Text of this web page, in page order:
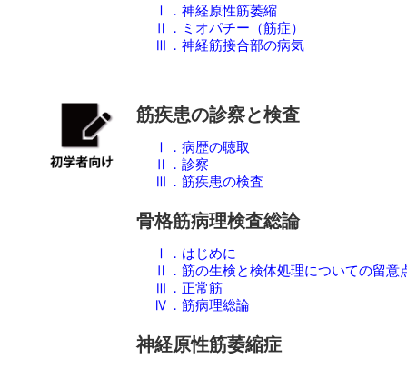
Ⅰ．神経原性筋萎縮
Ⅱ．ミオパチー（筋症）
Ⅲ．神経筋接合部の病気
筋疾患の診察と検査
Ⅰ．病歴の聴取
Ⅱ．診察
Ⅲ．筋疾患の検査
骨格筋病理検査総論
Ⅰ．はじめに
Ⅱ．筋の生検と検体処理についての留意
Ⅲ．正常筋
Ⅳ．筋病理総論
神経原性筋萎縮症